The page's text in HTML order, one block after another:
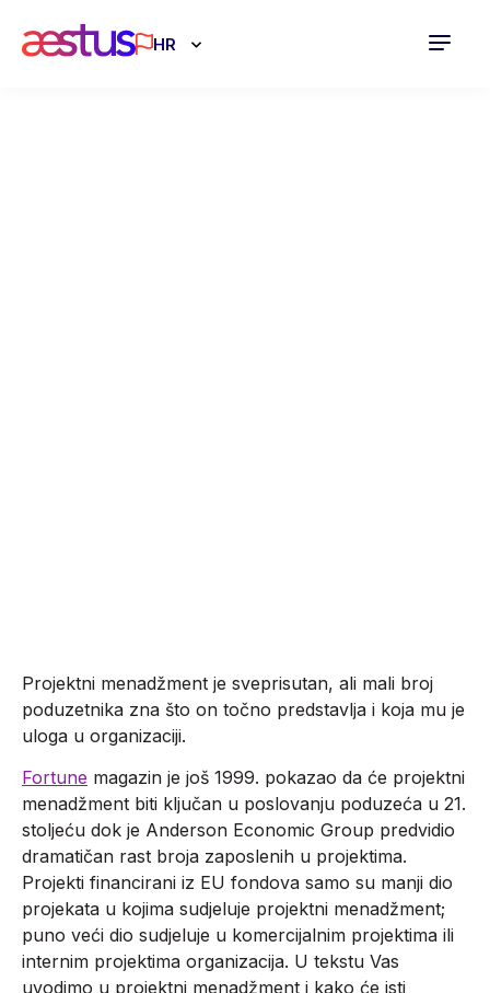
HR
Projektni menadžment je sveprisutan, ali mali broj
poduzetnika zna što on točno predstavlja i koja mu je
uloga u organizaciji.
Fortune magazin je još 1999. pokazao da će projektni
menadžment biti ključan u poslovanju poduzeća u 21.
stoljeću dok je Anderson Economic Group predvidio
dramatičan rast broja zaposlenih u projektima.
Projekti financirani iz EU fondova samo su manji dio
projekata u kojima sudjeluje projektni menadžment;
puno veći dio sudjeluje u komercijalnim projektima ili
internim projektima organizacija. U tekstu Vas
uvodimo u projektni menadžment i kako će isti